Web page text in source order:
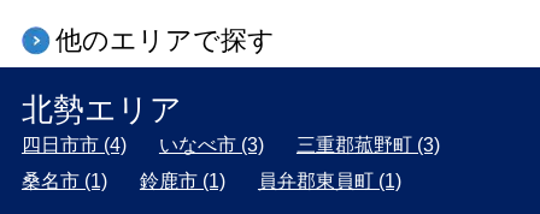
他のエリアで探す
北勢エリア
四日市市 (4) いなべ市 (3)
三重郡菰野町 (3)
桑名市 (1)
鈴鹿市 (1) 員弁郡東員町 (1)